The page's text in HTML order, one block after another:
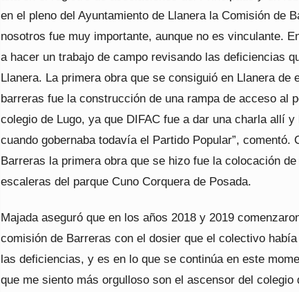
en el pleno del Ayuntamiento de Llanera la Comisión de
nosotros fue muy importante, aunque no es vinculante.
a hacer un trabajo de campo revisando las deficiencias
Llanera. La primera obra que se consiguió en Llanera de
barreras fue la construcción de una rampa de acceso al
colegio de Lugo, ya que DIFAC fue a dar una charla allí
cuando gobernaba todavía el Partido Popular”, comentó.
Barreras la primera obra que se hizo fue la colocación
escaleras del parque Cuno Corquera de Posada.
Majada aseguró que en los años 2018 y 2019
comisión de Barreras con el dosier que el colectivo
las deficiencias, y es en lo que se continúa en este
que me siento más orgulloso son el ascensor del colegio